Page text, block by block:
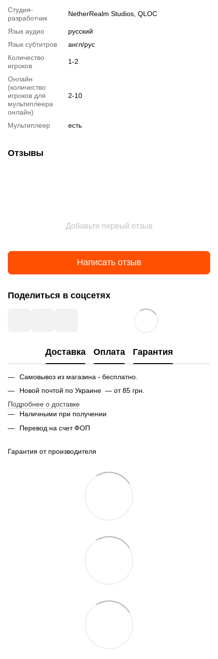
Студия-
разработчик
NetherRealm Studios, QLOC
Язык аудио
русский
Язык субтитров
англ/рус
Количество
игроков
1-2
Онлайн
(количество
игроков для
мультиплеера
онлайн)
2-10
Мультиплеер есть
Отзывы
Добавьте первый отзыв
Написать отзыв
Поделиться в соцсетях
Доставка Оплата Гарантия
Самовывоз из магазина - бесплатно.
Новой почтой по Украине — от 85 грн.
Подробнее о доставке
Наличными при получении
Перевод на счет ФОП
Гарантия от производителя